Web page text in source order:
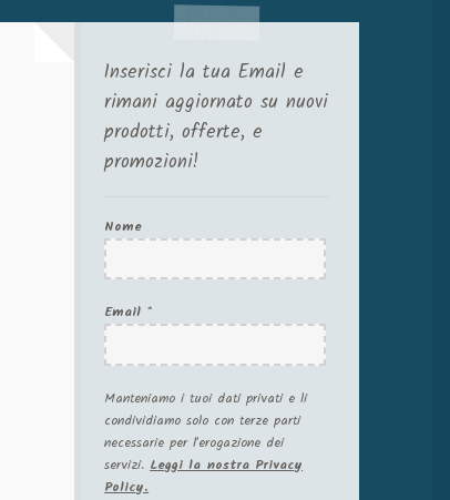
Inserisci la tua Email e
rimani aggiornato su nuovi
prodotti, offerte, e
promozioni!
Nome
Email *
Manteniamo i tuoi dati privati e li
condividiamo solo con terze parti
necessarie per l'erogazione dei
servizi.Leggi la nostra Privacy
Policy.